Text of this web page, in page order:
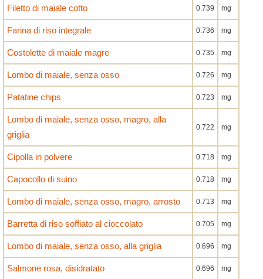
Filetto di maiale cotto 0.739 mg
Farina di riso integrale 0.736 mg
Costolette di maiale magre 0.735 mg
Lombo di maiale, senza osso 0.726 mg
Patatine chips 0.723 mg
Lombo di maiale, senza osso, magro, alla
griglia
0.722 mg
Cipolla in polvere 0.718 mg
Capocollo di suino 0.718 mg
Lombo di maiale, senza osso, magro, arrosto 0.713 mg
Barretta di riso soffiato al cioccolato 0.705 mg
Lombo di maiale, senza osso, alla griglia 0.696 mg
Salmone rosa, disidratato 0.696 mg